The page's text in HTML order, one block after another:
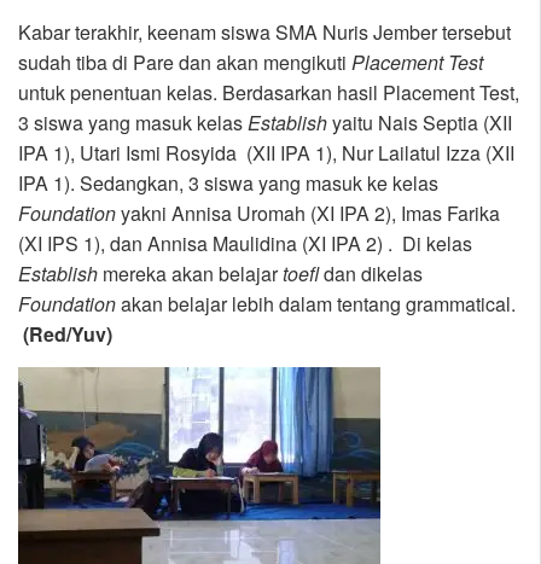
Kabar terakhir, keenam siswa SMA Nuris Jember tersebut
sudah tiba di Pare dan akan mengikuti Placement Test
untuk penentuan kelas. Berdasarkan hasil Placement Test,
3 siswa yang masuk kelasEstablishyaitu Nais Septia (XII
IPA 1), Utari Ismi Rosyida (XII IPA 1), Nur Lailatul Izza (XII
IPA 1). Sedangkan, 3 siswa yang masuk ke kelas
Foundationyakni Annisa Uromah (XI IPA 2), Imas Farika
(XI IPS 1), dan Annisa Maulidina (XI IPA 2) . Di kelas
Establish mereka akan belajartoefldan dikelas
Foundationakan belajar lebih dalam tentang grammatical.
(Red/Yuv)